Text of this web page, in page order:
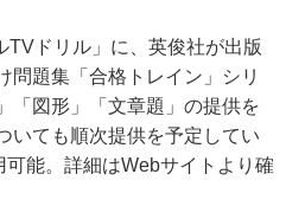
ドリル」に、英俊社が出版
問題集「合格トレイン」シリ
「図形」「文章題」の提供を
いても順次提供を予定してい
能。詳細はWebサイトより確